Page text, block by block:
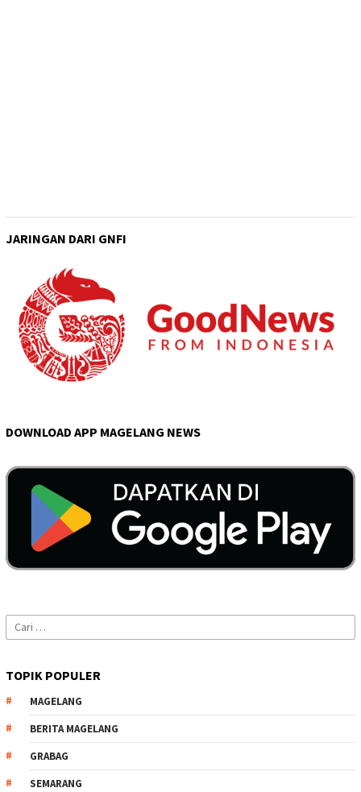
JARINGAN DARI GNFI
DOWNLOAD APP MAGELANG NEWS
Cari
untuk:
TOPIK POPULER
MAGELANG
BERITA MAGELANG
GRABAG
SEMARANG